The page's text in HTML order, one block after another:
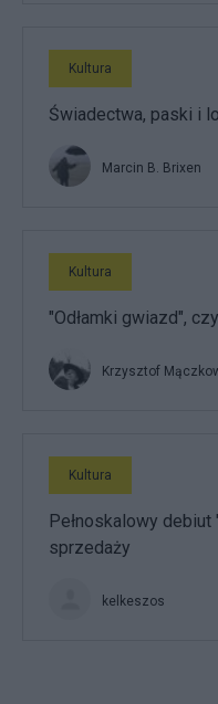
Kultura
Świadectwa, paski i
Marcin B. Brixen
Kultura
"Odłamki gwiazd",
Krzysztof
Kultura
Pełnoskalowy
sprzedaży
kelkeszos